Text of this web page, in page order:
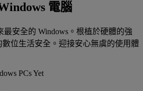
電腦
最安全的 Windows。根植於硬體的強
位生活安全。迎接安心無虞的使用體